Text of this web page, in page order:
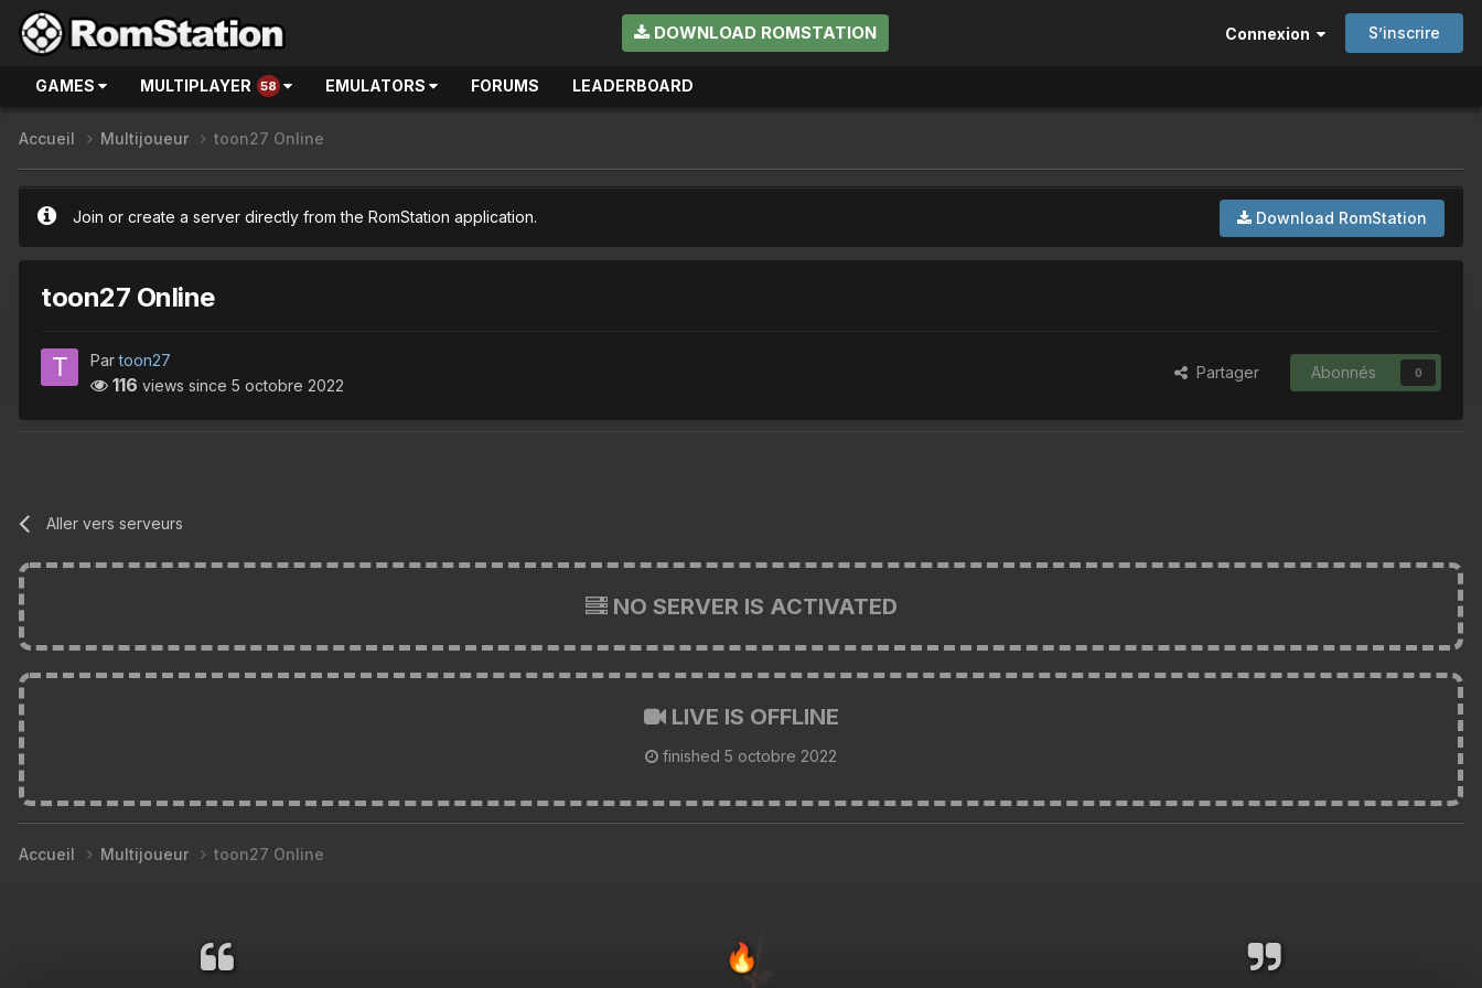
DOWNLOAD ROMSTATION Connexion S’inscrire
GAMES MULTIPLAYER 58 EMULATORS FORUMS LEADERBOARD
Accueil Multijoueur toon27 Online
Download RomStation
Join or create a server directly from the RomStation application.
toon27 Online
Partoon27
116 views since 5 octobre 2022
Partager Abonnés 0
Aller vers serveurs
NO SERVER IS ACTIVATED
LIVE IS OFFLINE
finished 5 octobre 2022
Accueil Multijoueur toon27 Online
🔥